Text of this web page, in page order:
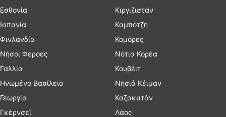
Εσθονία
Ισπανία
Φινλανδία
Νήσοι Φερόες
Γαλλία
Ηνωμένο Βασίλειο
Γεωργία
Γκέρνσεϊ
Κιργιζιστάν
Καμπότζη
Κομόρες
Νότια Κορέα
Κουβέιτ
Νησιά Κέιμαν
Καζακστάν
Λάος